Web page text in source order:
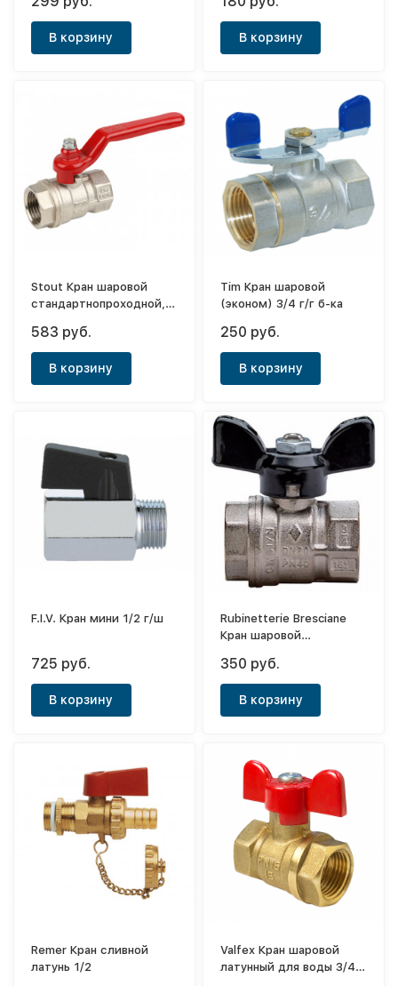
бабочка
В корзину В корзину
Stout Кран шаровой
стандартнопроходной,
583 руб.
В корзину
Tim Кран шаровой
(эконом) 3/4 г/г б-ка
250 руб.
В корзину
F.I.V. Кран мини 1/2 г/ш
725 руб.
В корзину
Rubinetterie Bresciane
Кран шаровой
алюм.бабочка PN50
350 руб.
В корзину
Remer Кран сливной
латунь 1/2
Valfex Кран шаровой
латунный для воды 3/4"